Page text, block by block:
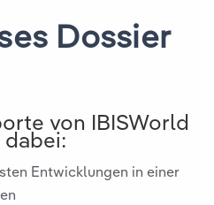
Dossier
von IBISWorld
Entwicklungen in einer